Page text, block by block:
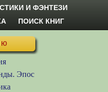
И ФЭНТЕЗИ
ПОИСК КНИГ
Эпос